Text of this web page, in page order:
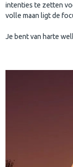
intenties te zetten
volle maan ligt de
Je bent van harte